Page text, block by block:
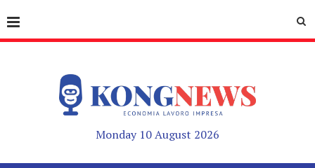
Monday 10 August 2026